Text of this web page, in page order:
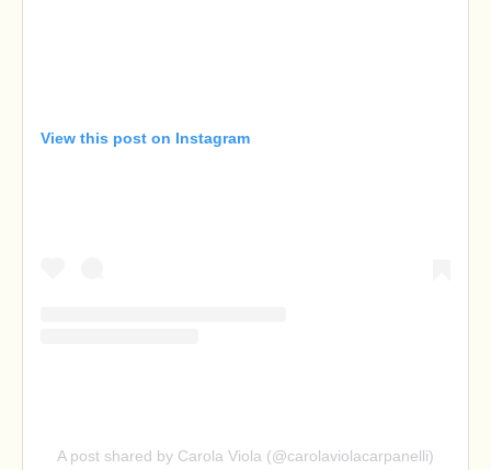
View this post on Instagram
A post shared by Carola Viola (@carolaviolacarpanelli)